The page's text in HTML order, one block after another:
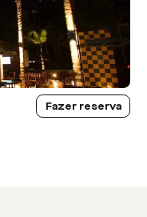
Fazer reserva